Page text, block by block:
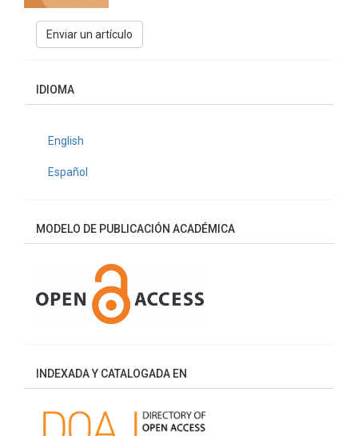
Enviar
unEnviar un artículo
IDIOMA
English
Español
MODELO DE PUBLICACIÓN ACADÉMICA
INDEXADA Y CATALOGADA EN